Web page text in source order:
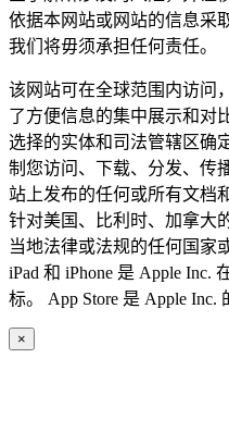
依据本网站或网站的信息采
我们将毋须承担任何责任。
该网站可在全球范围内访问
了方便信息的集中展示和对
选择的实体和司法管辖区确
制您访问、下载、分发、传
站上发布的任何或所有文档
针对美国、比利时、加拿大
当地法律或法规的任何国家
iPad 和 iPhone 是 Apple Inc.
标。 App Store 是 Apple Inc.
×